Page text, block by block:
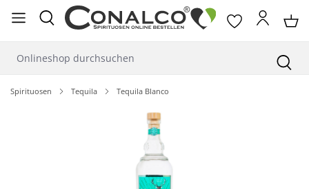
springen
Spirituosen Tequila Tequila Blanco